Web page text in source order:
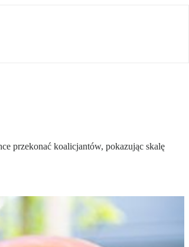
przekonać koalicjantów, pokazując skalę